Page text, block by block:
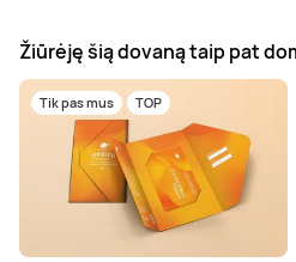
Žiūrėję šią dovaną taip pat
Tik pas mus TOP